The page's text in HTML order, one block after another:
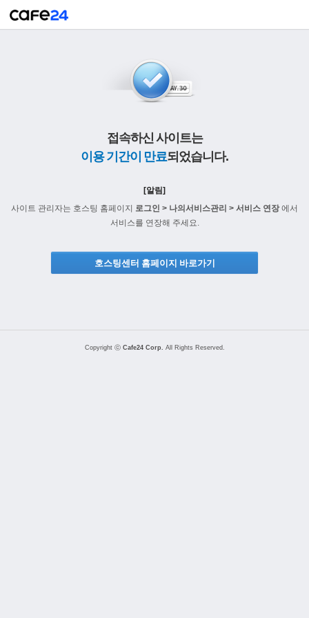
접속하신 사이트는
이용 기간이 만료되었습니다.
[알림]
사이트 관리자는 호스팅 홈페이지 로그인 > 나의서비스관리 > 서비스 연장에서
서비스를 연장해 주세요.
호스팅센터 홈페이지 바로가기
Copyright ⓒ Cafe24 Corp. All Rights Reserved.